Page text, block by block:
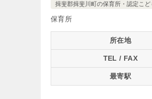
揖斐郡揖斐川町の保育所・認定こ
保育所
所在地
TEL / FAX
最寄駅